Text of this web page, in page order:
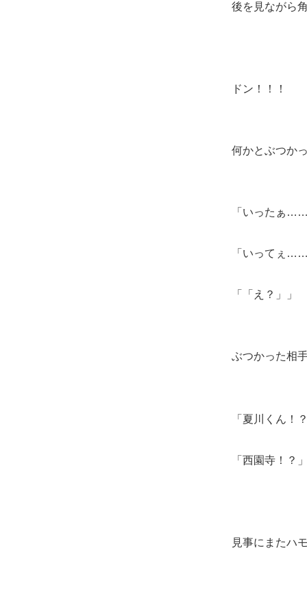
後を見ながら
ドン！！！
何かとぶつか
「いったぁ……
「いってぇ……
「「え？」」
ぶつかった相
「夏川くん！？
「西園寺！？」
見事にまたハ